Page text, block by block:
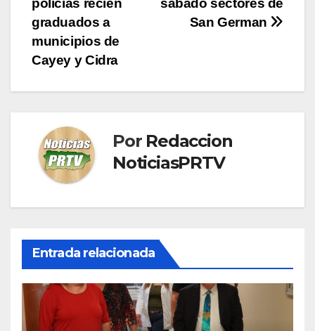
entradas
sábado sectores de
San German
policías recién
graduados a
municipios de
Cayey y Cidra
Por Redaccion
NoticiasPRTV
Entrada relacionada